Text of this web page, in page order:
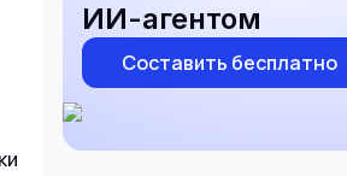
ИИ-агентом
Составить бесплатно